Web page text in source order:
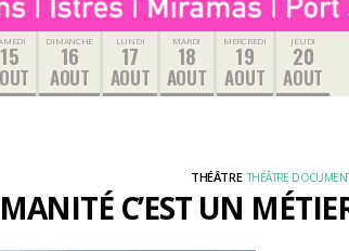
15 DIMANCHE
16
AOUT
LUNDI
17
AOUT
MARDI
18
AOUT
MERCREDI
19
AOUT
JEUDI
20
AOUT
C’EST UN
THÉÂTRE THÉÂTRE